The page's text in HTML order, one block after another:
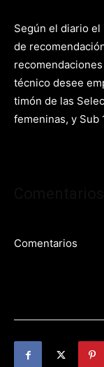
Según el diario el
de
técnico desee
timón de las
femeninas, y Sub
Comentarios